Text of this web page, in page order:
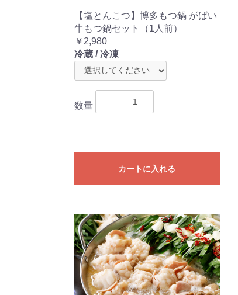
【塩とんこつ】博多もつ鍋 がばい
牛もつ鍋セット（1人前）
￥2,980
冷蔵 / 冷凍
数量
カートに入れる